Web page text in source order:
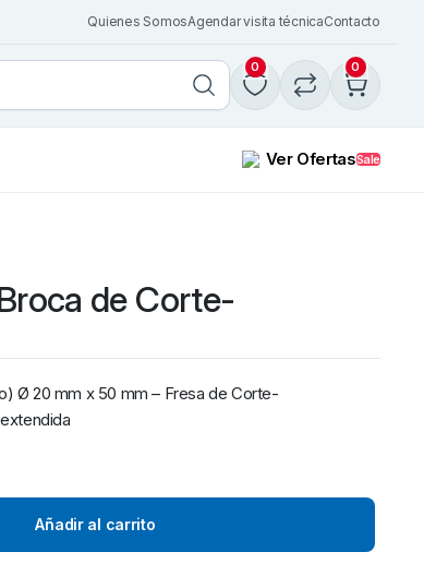
Quienes SomosAgendar visita técnicaContacto
0 0
Ver OfertasSale
$82.697
IVA Incl.
de Corte-
Ø 20 mm x 50 mm – Fresa de Corte-
Añadir al carrito